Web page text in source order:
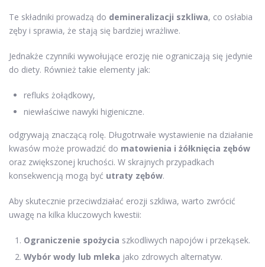
Te składniki prowadzą do demineralizacji szkliwa, co osłabia
zęby i sprawia, że stają się bardziej wrażliwe.
Jednakże czynniki wywołujące erozję nie ograniczają się jedynie
do diety. Również takie elementy jak:
refluks żołądkowy,
niewłaściwe nawyki higieniczne.
odgrywają znaczącą rolę. Długotrwałe wystawienie na działanie
kwasów może prowadzić do matowienia i żółknięcia zębów
oraz zwiększonej kruchości. W skrajnych przypadkach
konsekwencją mogą być utraty zębów.
Aby skutecznie przeciwdziałać erozji szkliwa, warto zwrócić
uwagę na kilka kluczowych kwestii:
Ograniczenie spożycia szkodliwych napojów i przekąsek.
Wybór wody lub mleka jako zdrowych alternatyw.